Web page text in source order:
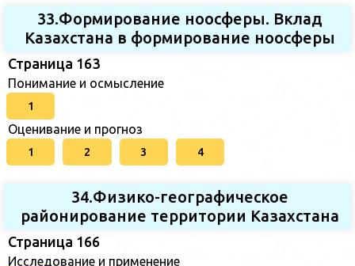
33.Формирование ноосферы. Вклад
Казахстана в формирование ноосферы
Страница 163
Понимание и осмысление
1
Оценивание и прогноз
1 2 3 4
34.Физико-географическое
районирование территории Казахстана
Страница 166
Исследование и применение